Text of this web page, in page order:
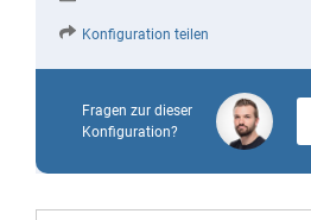
Konfiguration teilen
Fragen zur dieser
Konfiguration?